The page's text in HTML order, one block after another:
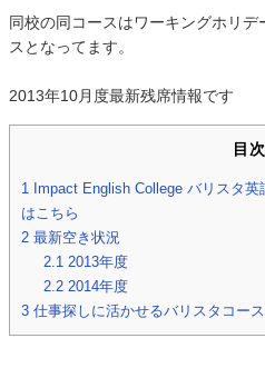
同校の同コースはワーキングホリ
スとなってます。
2013年10月度最新残席情報です
目次
1 Impact English College バリスタ
はこちら
2 最新空き状況
2.1 2013年度
2.2 2014年度
3 仕事探しに活かせるバリスタコース